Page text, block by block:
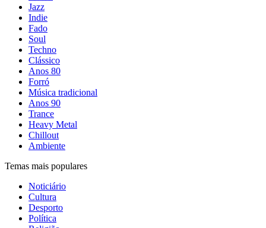
Jazz
Indie
Fado
Soul
Techno
Clássico
Anos 80
Forró
Música tradicional
Anos 90
Trance
Heavy Metal
Chillout
Ambiente
Temas mais populares
Noticiário
Cultura
Desporto
Política